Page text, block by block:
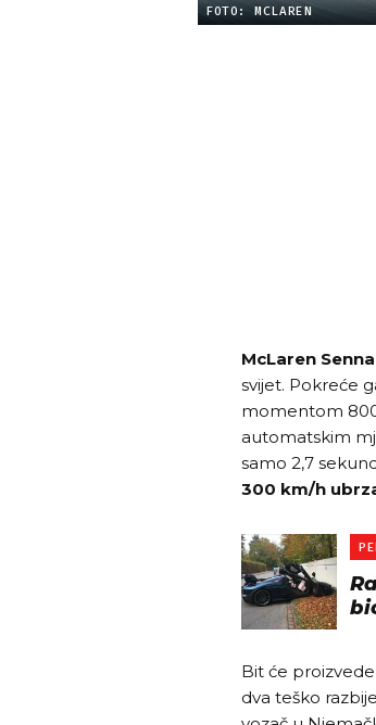
FOTO: MCLAREN
McLaren Senna
svijet. Pokreće
momentom
automatskim
samo 2,7
300 km/h
Bit će
dva teško